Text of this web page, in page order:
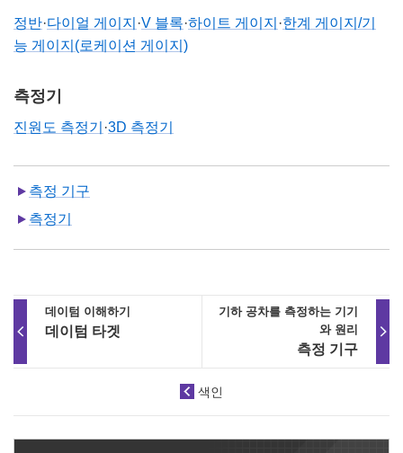
정반·다이얼 게이지 ·V 블록·하이트 게이지 ·한계 게이지/기
능 게이지(로케이션 게이지)
측정기
진원도 측정기 ·3D 측정기
측정 기구
측정기
데이텀 이해하기
데이텀 타겟
기하 공차를 측정하는 기기
와 원리
측정 기구
색인